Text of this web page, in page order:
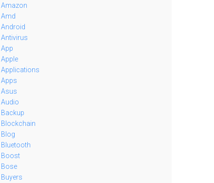
Amazon
Amd
Android
Antivirus
App
Apple
Applications
Apps
Asus
Audio
Backup
Blockchain
Blog
Bluetooth
Boost
Bose
Buyers